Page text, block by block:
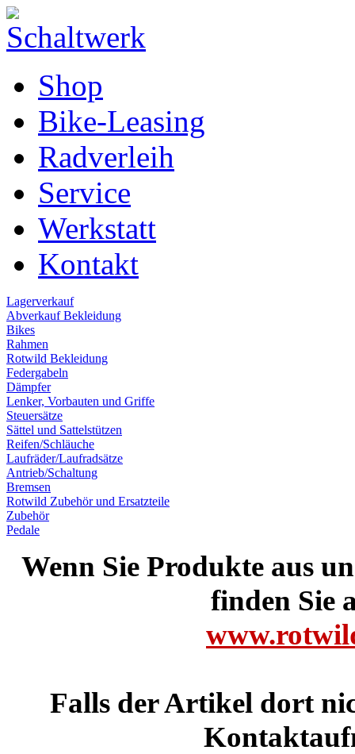
Shop
Bike-Leasing
Radverleih
Service
Werkstatt
Kontakt
Lagerverkauf
Abverkauf Bekleidung
Bikes
Rahmen
Rotwild Bekleidung
Federgabeln
Dämpfer
Lenker, Vorbauten und Griffe
Steuersätze
Sättel und Sattelstützen
Reifen/Schläuche
Laufräder/Laufradsätze
Antrieb/Schaltung
Bremsen
Rotwild Zubehör und Ersatzteile
Zubehör
Pedale
Wenn Sie Produkte aus
finden Sie
Falls der Artikel dort